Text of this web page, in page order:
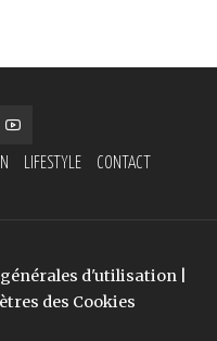
LIFESTYLE CONTACT
d'utilisation
des Cookies